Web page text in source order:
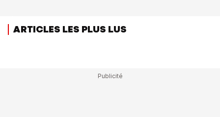
ARTICLES LES PLUS LUS